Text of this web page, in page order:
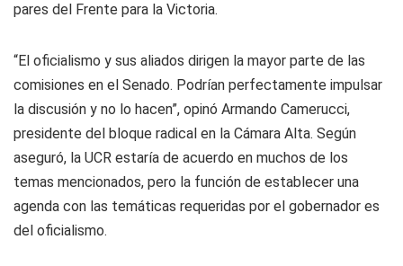
pares del Frente para la Victoria.
“El oficialismo y sus aliados dirigen la mayor parte de las
comisiones en el Senado. Podrían perfectamente impulsar
la discusión y no lo hacen”, opinó Armando Camerucci,
presidente del bloque radical en la Cámara Alta. Según
aseguró, la UCR estaría de acuerdo en muchos de los
temas mencionados, pero la función de establecer una
agenda con las temáticas requeridas por el gobernador es
del oficialismo.